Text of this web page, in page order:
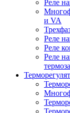
Реле
и VA
Реле
Реле
Реле